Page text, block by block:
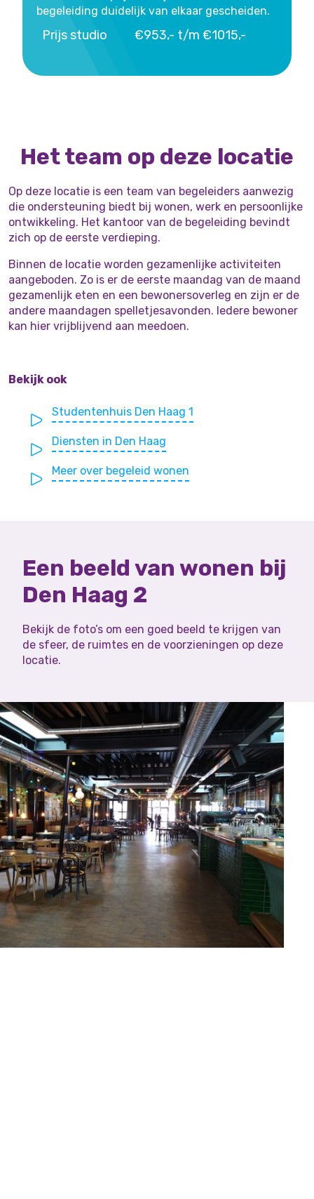
begeleiding duidelijk van elkaar gescheiden.
Prijs studio €953,- t/m €1015,-
Het team op deze locatie
Op deze locatie is een team van begeleiders aanwezig
die ondersteuning biedt bij wonen, werk en persoonlijke
ontwikkeling. Het kantoor van de begeleiding bevindt
zich op de eerste verdieping.
Binnen de locatie worden gezamenlijke activiteiten
aangeboden. Zo is er de eerste maandag van de maand
gezamenlijk eten en een bewonersoverleg en zijn er de
andere maandagen spelletjesavonden. Iedere bewoner
kan hier vrijblijvend aan meedoen.
Bekijk ook
Studentenhuis Den Haag 1
Diensten in Den Haag
Meer over begeleid wonen
Een beeld van wonen bij
Den Haag 2
Bekijk de foto’s om een goed beeld te krijgen van
de sfeer, de ruimtes en de voorzieningen op deze
locatie.